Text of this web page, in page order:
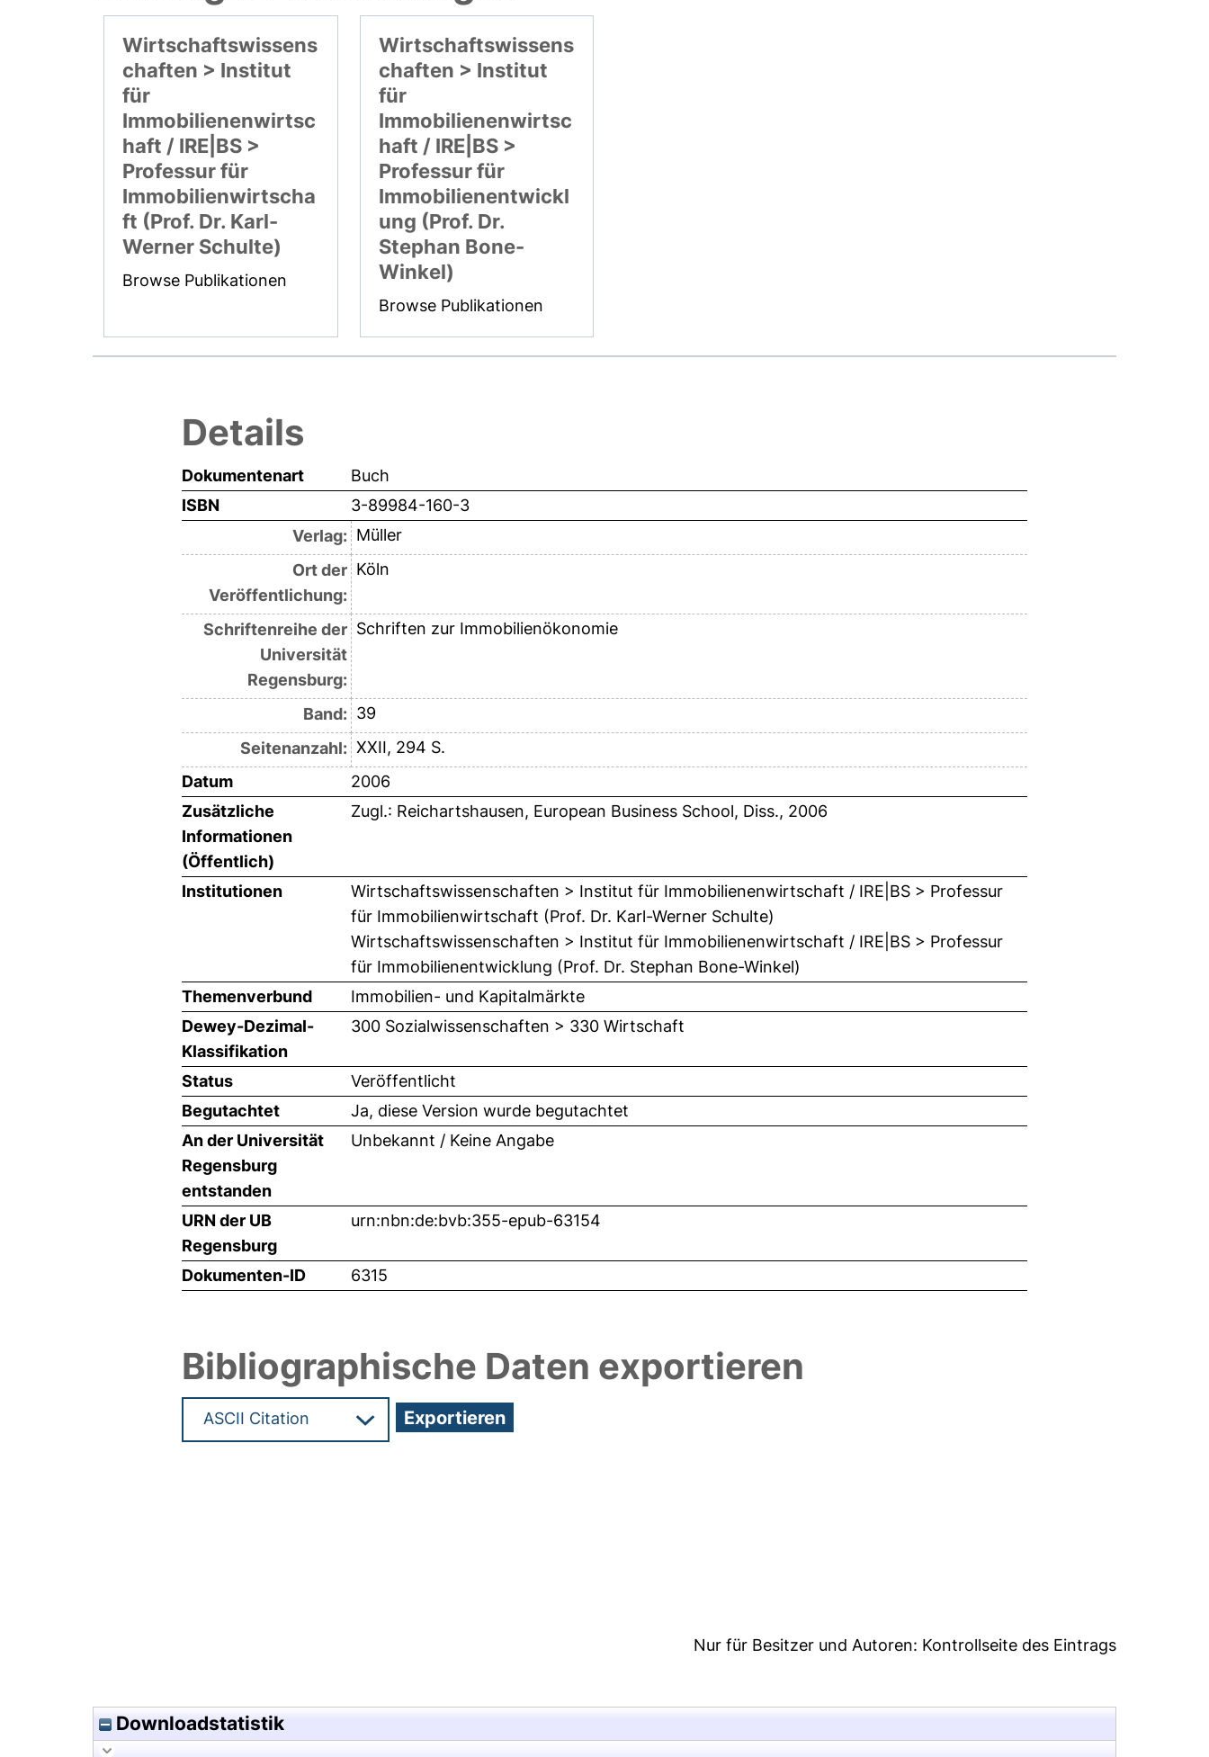
Wirtschaftswissens
chaften > Institut
für
Immobilienenwirtsc
haft / IRE|BS >
Professur für
Immobilienwirtscha
ft (Prof. Dr. Karl-
Werner Schulte)
Browse Publikationen
Wirtschaftswissens
chaften > Institut
für
Immobilienenwirtsc
haft / IRE|BS >
Professur für
Immobilienentwickl
ung (Prof. Dr.
Stephan Bone-
Winkel)
Browse Publikationen
Details
Dokumentenart
Buch
ISBN
3-89984-160-3
Verlag: Müller
Ort der
Veröffentlichung:
Köln
Schriftenreihe der
Universität
Regensburg:
Schriften zur Immobilienökonomie
Band: 39
Seitenanzahl: XXII, 294 S.
Datum
2006
Zusätzliche
Informationen
(Öffentlich)
Zugl.: Reichartshausen, European Business School, Diss., 2006
Institutionen
Wirtschaftswissenschaften > Institut für Immobilienenwirtschaft / IRE|BS > Professur
für Immobilienwirtschaft (Prof. Dr. Karl-Werner Schulte)
Wirtschaftswissenschaften > Institut für Immobilienenwirtschaft / IRE|BS > Professur
für Immobilienentwicklung (Prof. Dr. Stephan Bone-Winkel)
Themenverbund
Immobilien- und Kapitalmärkte
Dewey-Dezimal-
Klassifikation
300 Sozialwissenschaften > 330 Wirtschaft
Status
Veröffentlicht
Begutachtet
Ja, diese Version wurde begutachtet
An der Universität
Regensburg
entstanden
Unbekannt / Keine Angabe
URN der UB
Regensburg
urn:nbn:de:bvb:355-epub-63154
Dokumenten-ID 6315
Bibliographische Daten exportieren
Nur für Besitzer und Autoren: Kontrollseite des Eintrags
Downloadstatistik